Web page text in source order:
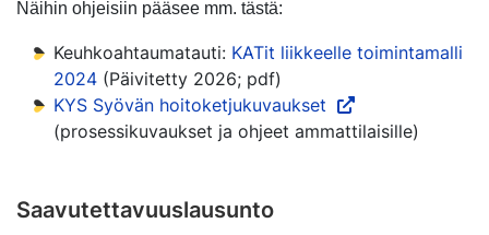
Näihin ohjeisiin pääsee mm. tästä:
Keuhkoahtaumatauti: KATit liikkeelle toimintamalli
2024 (Päivitetty 2026; pdf)
KYS Syövän hoitoketjukuvaukset
(prosessikuvaukset ja ohjeet ammattilaisille)
Saavutettavuuslausunto